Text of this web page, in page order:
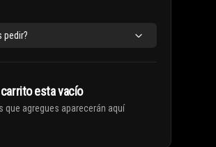
pedir?
esta vacío
que agregues aparecerán aquí